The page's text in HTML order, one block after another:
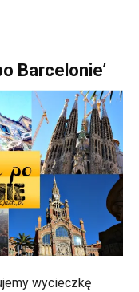
Barcelonie’
wycieczkę